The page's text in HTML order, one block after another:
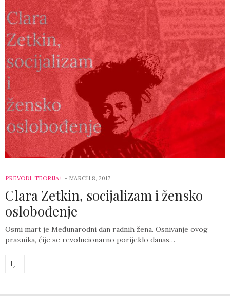
PREVODI TEORIJA+ - MARCH 8, 2017
Clara Zetkin, socijalizam i žensko
oslobođenje
Osmi mart je Međunarodni dan radnih žena. Osnivanje ovog
praznika, čije se revolucionarno porijeklo danas…